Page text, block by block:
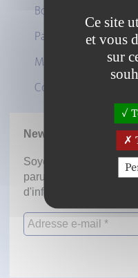
Boutique
Panier
Mon compte
Contact
Newsletter
Soyez informé dès la
parutions en vous
d'information.
Ce site
et vous
sur